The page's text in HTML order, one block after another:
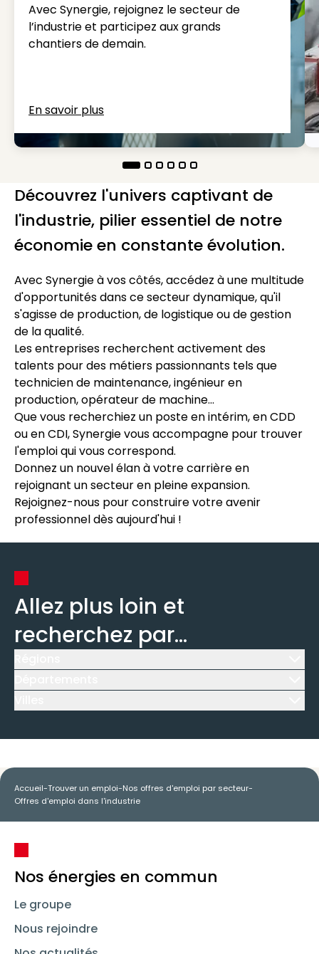
Avec Synergie, rejoignez le secteur de
l’industrie et participez aux grands
chantiers de demain.
En savoir plus
Découvrez l'univers captivant de
l'industrie, pilier essentiel de notre
économie en constante évolution.
Avec Synergie à vos côtés, accédez à une multitude
d'opportunités dans ce secteur dynamique, qu'il
s'agisse de production, de logistique ou de gestion
de la qualité.
Les entreprises recherchent activement des
talents pour des métiers passionnants tels que
technicien de maintenance, ingénieur en
production, opérateur de machine...
Que vous recherchiez un poste en intérim, en CDD
ou en CDI, Synergie vous accompagne pour trouver
l'emploi qui vous correspond.
Donnez un nouvel élan à votre carrière en
rejoignant un secteur en pleine expansion.
Rejoignez-nous pour construire votre avenir
professionnel dès aujourd'hui !
Allez plus loin et
recherchez par...
Accueil-Trouver un emploi-Nos offres d'emploi par secteur-
Offres d'emploi dans l'industrie
Nos énergies en commun
Le groupe
Nous rejoindre